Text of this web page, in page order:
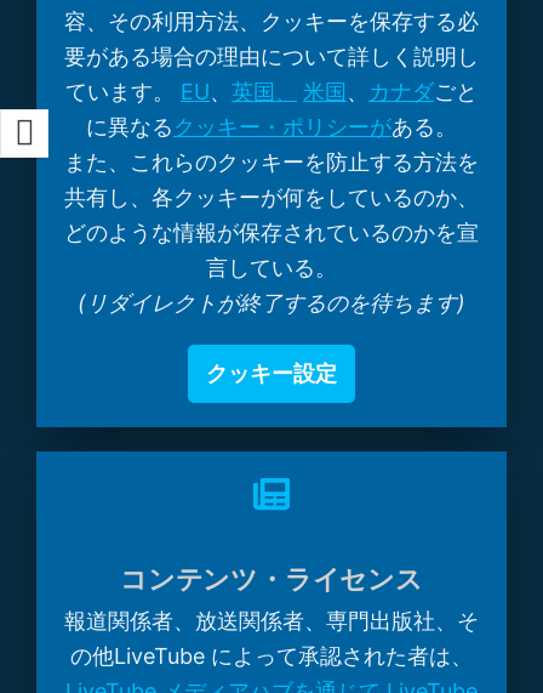
容、その利用方法、クッキーを保存する必
要がある場合の理由について詳しく説明し
ています。 EU、 英国、 米国、 カナダごと
に異なるクッキー・ポリシーがある。
また、これらのクッキーを防止する方法を
共有し、各クッキーが何をしているのか、
どのような情報が保存されているのかを宣
言している。
(リダイレクトが終了するのを待ちます)
クッキー設定
コンテンツ・ライセンス
報道関係者、放送関係者、専門出版社、そ
の他LiveTube によって承認された者は、